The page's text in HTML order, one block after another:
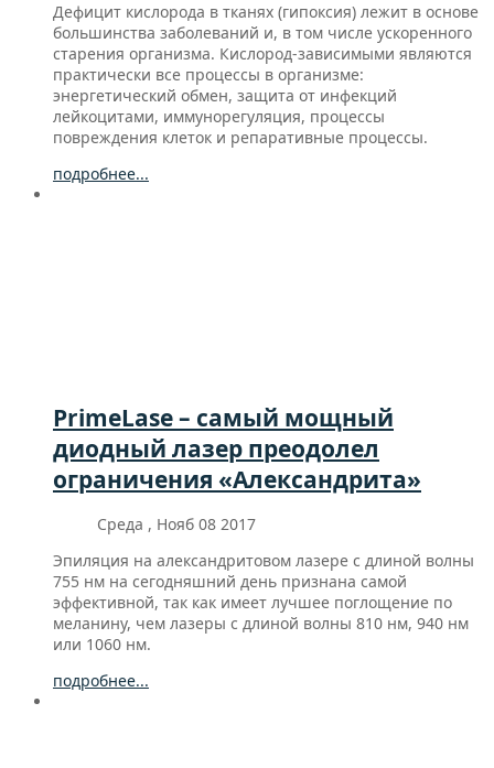
Дефицит кислорода в тканях (гипоксия) лежит в основе
большинства заболеваний и, в том числе ускоренного
старения организма. Кислород-зависимыми являются
практически все процессы в организме:
энергетический обмен, защита от инфекций
лейкоцитами, иммунорегуляция, процессы
повреждения клеток и репаративные процессы.
подробнее...
PrimeLase – самый мощный
диодный лазер преодолел
ограничения «Александрита»
Среда , Нояб 08 2017
Эпиляция на александритовом лазере с длиной волны
755 нм на сегодняшний день признана самой
эффективной, так как имеет лучшее поглощение по
меланину, чем лазеры с длиной волны 810 нм, 940 нм
или 1060 нм.
подробнее...